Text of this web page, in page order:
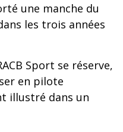
une manche du
les trois années
Sport se réserve,
en pilote
illustré dans un